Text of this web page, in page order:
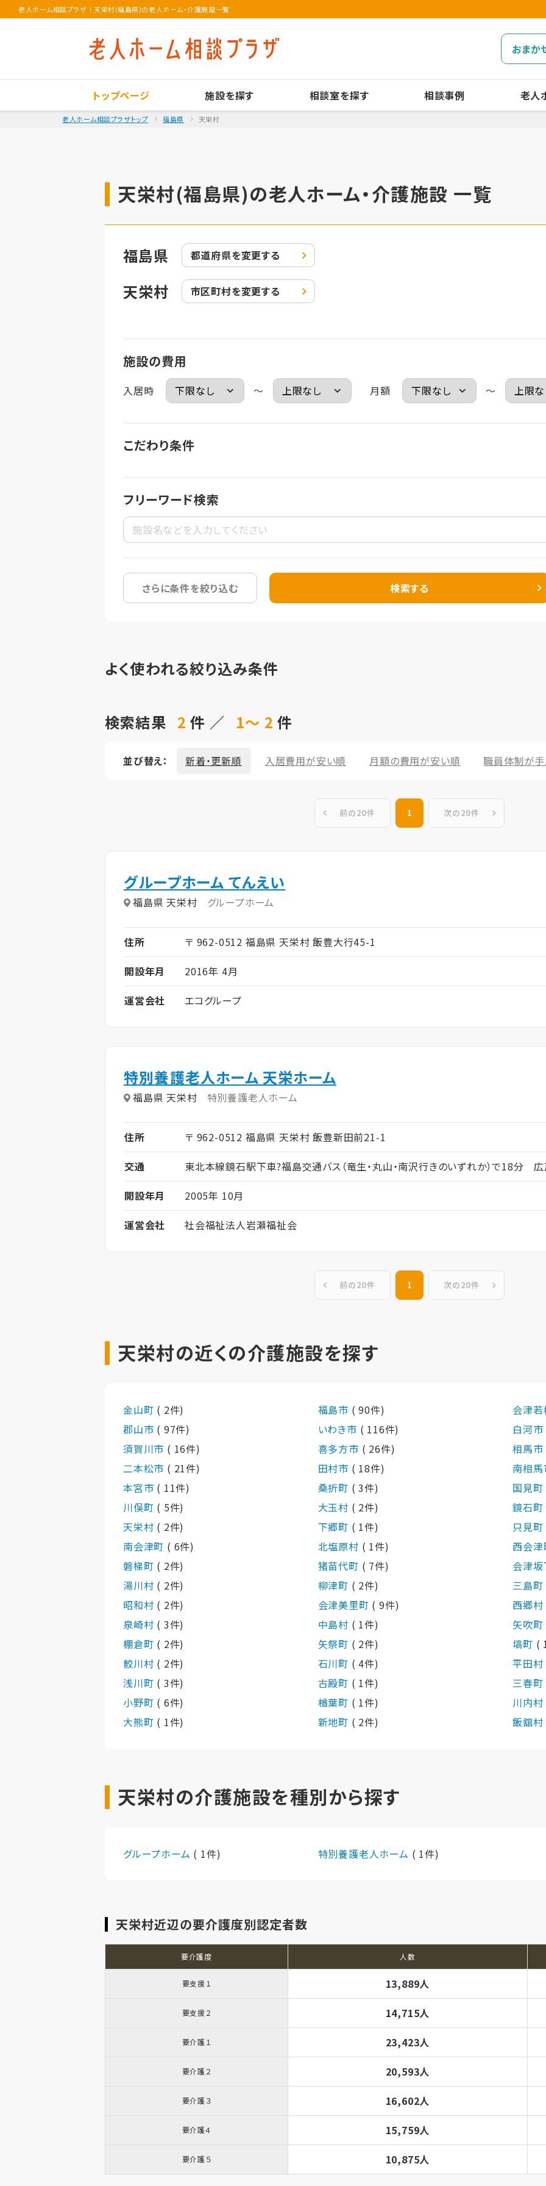
老人ホーム相談プラザ ｜天栄村(福島県)の老人ホーム・介護施設一覧
おまか
トップページ 施設を探す 相談室を探す 相談事例 老人
老人ホーム相談プラザトップ 福島県 天栄村
天栄村(福島県)の老人ホーム・介護施設 一覧
福島県 都道府県を変更する
天栄村 市区町村を変更する
施設の費用
入居時 ～ 月額 ～
こだわり条件
フリーワード検索
さらに条件を絞り込む 検索する
よく使われる絞り込み条件
検索結果 2件 ／ 1～ 2件
並び替え： 新着・更新順 入居費用が安い順 月額の費用が安い順 職員体制が
前の20件 1 次の20件
グループホーム てんえい
福島県 天栄村 グループホーム
住所
〒 962-0512 福島県 天栄村 飯豊大行45-1
開設年月
2016年 4月
運営会社
エコグループ
特別養護老人ホーム 天栄ホーム
福島県 天栄村 特別養護老人ホーム
住所
〒 962-0512 福島県 天栄村 飯豊新田前21-1
交通
東北本線鏡石駅下車?福島交通バス（竜生・丸山・南沢行きのいずれか）で18分
開設年月
2005年 10月
運営会社
社会福祉法人岩瀬福祉会
前の20件 1 次の20件
天栄村の近くの介護施設を探す
金山町 ( 2件) 福島市 ( 90件)
会津
郡山市 ( 97件) いわき市 ( 116件)
白河市
須賀川市 ( 16件) 喜多方市 ( 26件)
相馬市
二本松市 ( 21件) 田村市 ( 18件)
南相
本宮市 ( 11件) 桑折町 ( 3件)
国見町
川俣町 ( 5件) 大玉村 ( 2件)
鏡石町
天栄村 ( 2件) 下郷町 ( 1件)
只見町
南会津町 ( 6件) 北塩原村 ( 1件)
西会
磐梯町 ( 2件) 猪苗代町 ( 7件)
会津
湯川村 ( 2件) 柳津町 ( 2件)
三島町
昭和村 ( 2件) 会津美里町 ( 9件)
西郷村
泉崎村 ( 3件) 中島村 ( 1件)
矢吹町
棚倉町 ( 2件) 矢祭町 ( 2件) 塙町 (
鮫川村 ( 2件) 石川町 ( 4件)
平田村
浅川町 ( 3件) 古殿町 ( 1件)
三春町
小野町 ( 6件) 楢葉町 ( 1件)
川内村
大熊町 ( 1件) 新地町 ( 2件) 飯舘村
天栄村の介護施設を種別から探す
グループホーム ( 1件) 特別養護老人ホーム ( 1件)
天栄村近辺の要介護度別認定者数
要介護度 人数
要支援１ 13,889人
要支援２ 14,715人
要介護１ 23,423人
要介護２ 20,593人
要介護３ 16,602人
要介護４ 15,759人
要介護５ 10,875人